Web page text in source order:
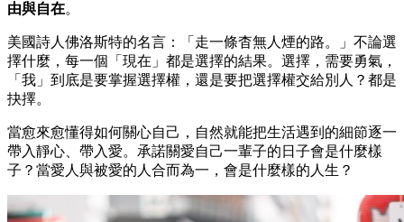
由與自在。
美國詩人佛洛斯特的名言：「走一條杳無人煙的路。」不論選
擇什麼，每一個「現在」都是選擇的結果。選擇，需要勇氣，
「我」到底是要掌握選擇權，還是要把選擇權交給別人？都是
抉擇。
當愈來愈懂得如何關心自己，自然就能把生活遇到的細節逐一
帶入靜心、帶入愛。承諾關愛自己一輩子的日子會是什麼樣
子？當愛人與被愛的人合而為一，會是什麼樣的人生？